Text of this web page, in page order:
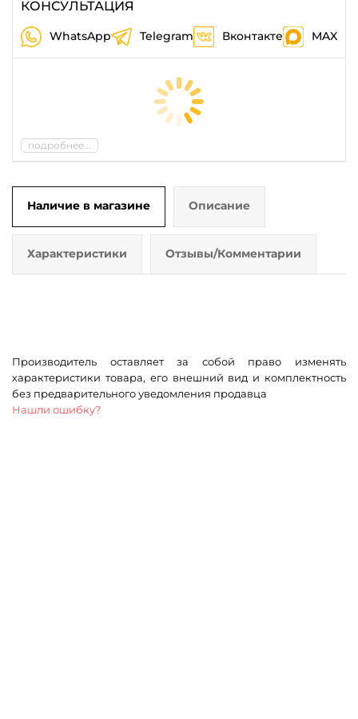
КОНСУЛЬТАЦИЯ
WhatsApp Telegram Вконтакте MAX
подробнее...
Наличие в магазине Описание
Характеристики Отзывы/Комментарии
Производитель оставляет за собой право изменять
характеристики товара, его внешний вид и комплектность
без предварительного уведомления продавца
Нашли ошибку?